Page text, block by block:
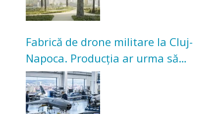
Fabrică de drone militare la Cluj-
Napoca. Producția ar urma să
înceapă în toamna acestui an